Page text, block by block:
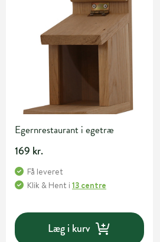
Egernrestaurant i egetræ
169 kr.
Få leveret
Klik & Hent i 13 centre
Læg i kurv